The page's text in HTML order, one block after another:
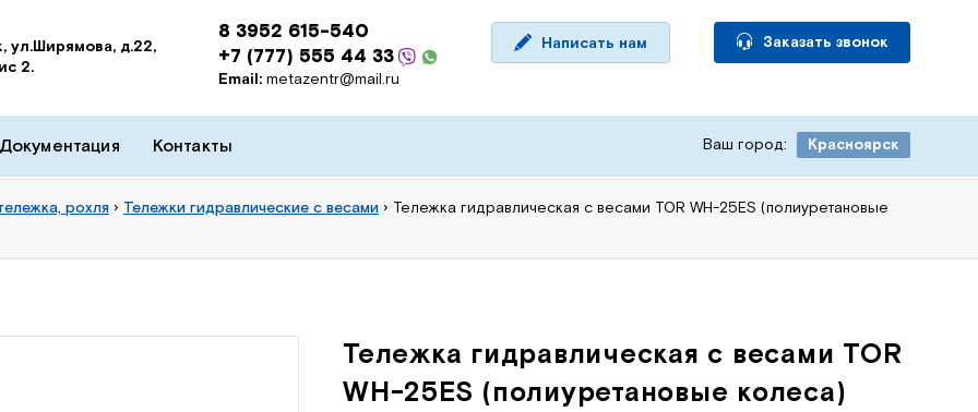
ул.Ширямова, д.22,
2.
8 3952 615-540
+7 (777) 555 44 33
Email: metazentr@mail.ru
Написать нам Заказать звонок
Контакты Ваш город: Красноярск
рохля › Тележки гидравлические с весами › Тележка гидравлическая с весами TOR WH-25ES (полиуретановые
Тележка гидравлическая с весами TOR
WH-25ES (полиуретановые колеса)